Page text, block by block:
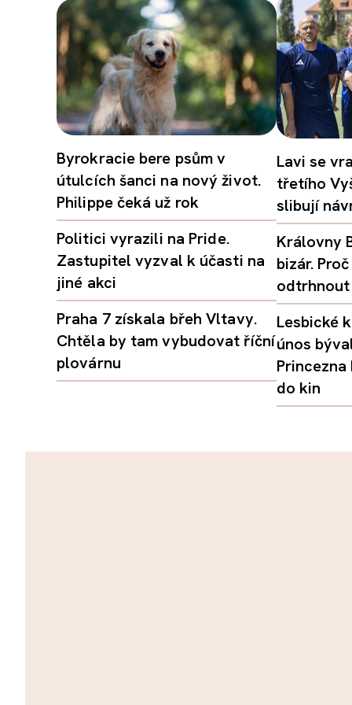
Byrokracie bere psům v
útulcích šanci na nový život.
Philippe čeká už rok
Politici vyrazili na Pride.
Zastupitel vyzval k účasti na
jiné akci
Praha 7 získala břeh Vltavy.
Chtěla by tam vybudovat říční
plovárnu
Lavi se
třetího
slibují
Královny
bizár.
Lesbické
únos
do kin